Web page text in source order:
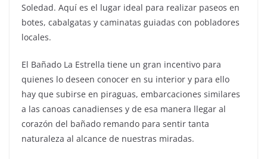
Soledad. Aquí es el lugar ideal para realizar paseos en
botes, cabalgatas y caminatas guiadas con pobladores
locales.
El Bañado La Estrella tiene un gran incentivo para
quienes lo deseen conocer en su interior y para ello
hay que subirse en piraguas, embarcaciones similares
a las canoas canadienses y de esa manera llegar al
corazón del bañado remando para sentir tanta
naturaleza al alcance de nuestras miradas.